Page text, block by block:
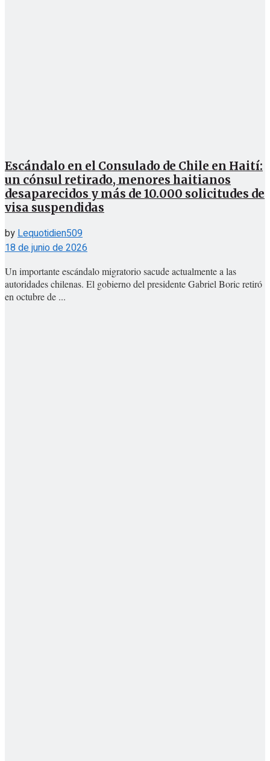
Escándalo en el Consulado de Chile en Haití:
un cónsul retirado, menores haitianos
desaparecidos y más de 10.000 solicitudes de
visa suspendidas
byLequotidien509
18 de junio de 2026
Un importante escándalo migratorio sacude actualmente a las
autoridades chilenas. El gobierno del presidente Gabriel Boric retiró
en octubre de ...